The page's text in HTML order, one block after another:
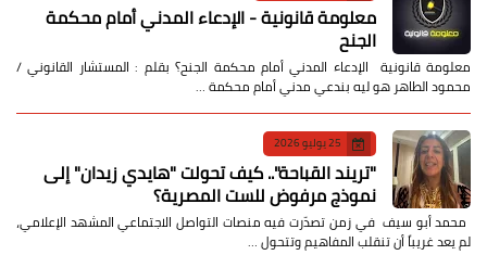
معلومة قانونية - الإدعاء المدني أمام محكمة
الجنح
معلومة قانونية الإدعاء المدني أمام محكمة الجنح؟ بقلم : المستشار القانوني /
محمود الطاهر هو ليه بندعي مدني أمام محكمة …
25 يوليو 2026
​"تريند القباحة".. كيف تحولت "هايدي زيدان" إلى
نموذج مرفوض للست المصرية؟
​ محمد أبو سيف ​في زمن تصدّرت فيه منصات التواصل الاجتماعي المشهد الإعلامي،
لم يعد غريباً أن تنقلب المفاهيم وتتحول …